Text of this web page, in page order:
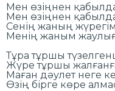
Мен өзіңнен
Мен өзіңнен
Сенің жаның
Менің жаным
Тұра тұршы
Жүре тұршы
Маған дәулет неге
Өзің бірге көре